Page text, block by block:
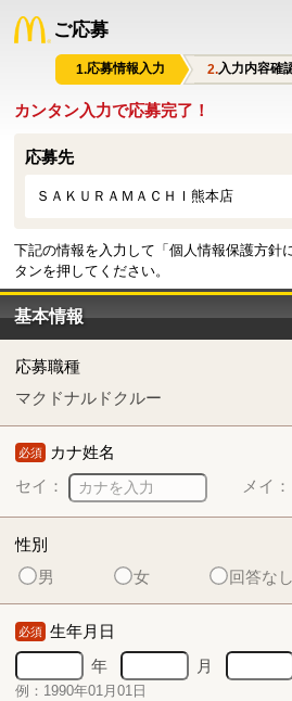
ご応募
応募情報入力 入力内容確
カンタン入力で応募完了！
応募先
ＳＡＫＵＲＡＭＡＣＨＩ熊本店
下記の情報を入力して「個人情報保護方針
タンを押してください。
基本情報
応募職種
マクドナルドクルー
必須 カナ姓名
セイ：
メイ：
性別
男
女 回答なし
必須 生年月日
年
月
例：1990年01月01日